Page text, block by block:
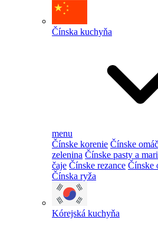
Čínska kuchyňa
menu
Čínske korenie Čínske
zelenina Čínske pasty a
čaje Čínske rezance Čínske
Čínska ryža
Kórejská kuchyňa